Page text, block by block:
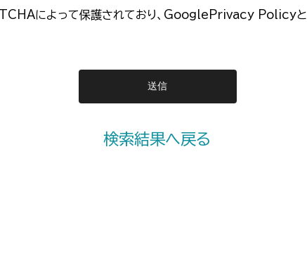
によって保護されており、 GooglePrivacy Policyと
検索結果へ戻る